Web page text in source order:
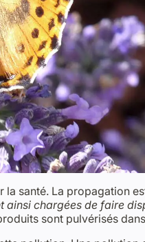
santé. La propagation
ainsi chargées de faire
sont pulvérisés dans